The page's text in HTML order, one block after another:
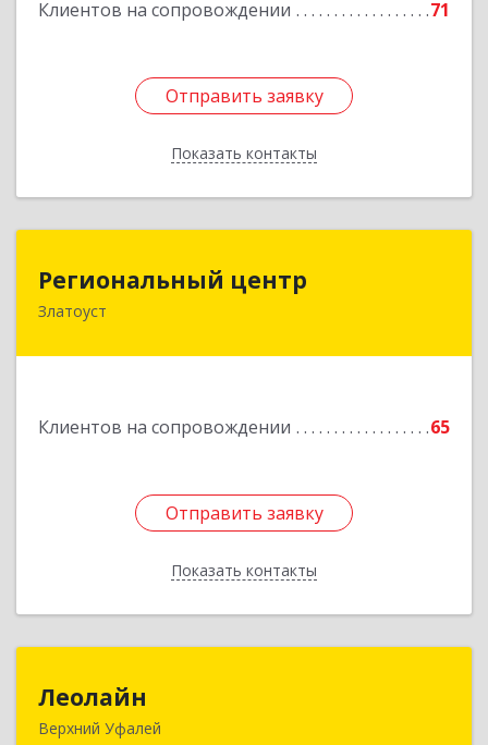
Клиентов на сопровождении 71
Отправить заявку
Показать контакты
Отправить заявку
Назад
Региональный центр
Златоуст
Клиентов на сопровождении 65
Отправить заявку
Показать контакты
Региональный центр
456227, Челябинская обл, Златоуст г, Мира пр-
Отправить заявку
Назад
Леолайн
Верхний Уфалей
456800, Челябинская обл, Верхний Уфалей г,